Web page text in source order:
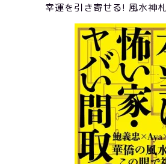
幸運を引き寄せる! 風水神